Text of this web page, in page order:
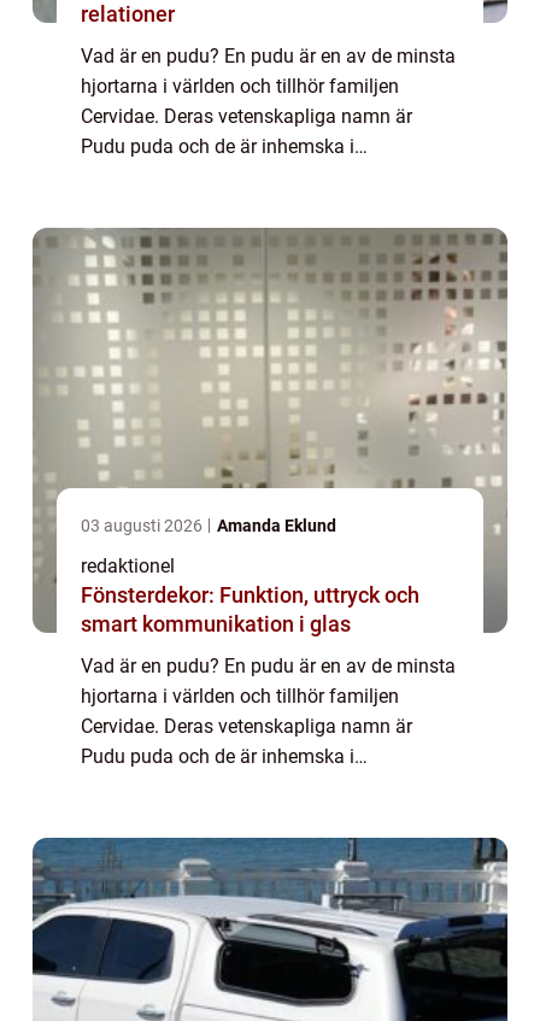
relationer
Vad är en pudu? En pudu är en av de minsta
hjortarna i världen och tillhör familjen
Cervidae. Deras vetenskapliga namn är
Pudu puda och de är inhemska i
är kända...
03 augusti 2026 Amanda Eklund
redaktionel
Fönsterdekor: Funktion, uttryck och
smart kommunikation i glas
Vad är en pudu? En pudu är en av de minsta
hjortarna i världen och tillhör familjen
Cervidae. Deras vetenskapliga namn är
Pudu puda och de är inhemska i